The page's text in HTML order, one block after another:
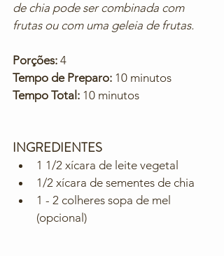
de chia pode ser combinada com
frutas ou com uma geleia de frutas.
Porções: 4
Tempo de Preparo: 10 minutos
Tempo Total: 10 minutos
INGREDIENTES
1 1/2 xícara de leite vegetal
1/2 xícara de sementes de chia
1 - 2 colheres sopa de mel
(opcional)